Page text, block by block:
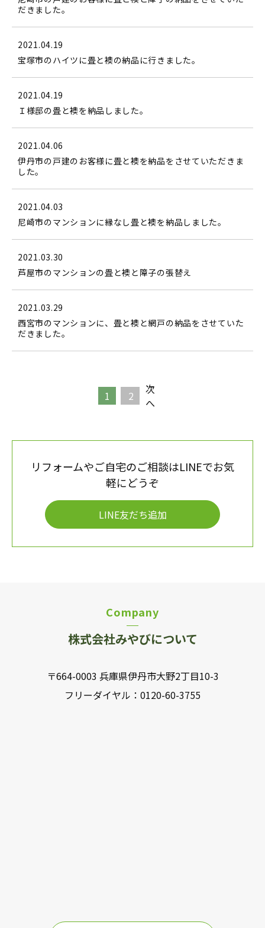
だきました。
2021.04.19
宝塚市のハイツに畳と襖の納品に行きました。
2021.04.19
Ｉ様邸の畳と襖を納品しました。
2021.04.06
伊丹市の戸建のお客様に畳と襖を納品をさせていただきま
した。
2021.04.03
尼崎市のマンションに縁なし畳と襖を納品しました。
2021.03.30
芦屋市のマンションの畳と襖と障子の張替え
2021.03.29
西宮市のマンションに、畳と襖と網戸の納品をさせていた
だきました。
の
り
1 2
次
へ
リフォームやご自宅のご相談はLINEでお気
軽にどうぞ
LINE友だち追加
Company
株式会社みやびについて
〒664-0003 兵庫県伊丹市大野2丁目10-3
フリーダイヤル： 0120-60-3755